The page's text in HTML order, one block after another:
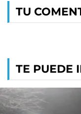
TU
TE PUEDE